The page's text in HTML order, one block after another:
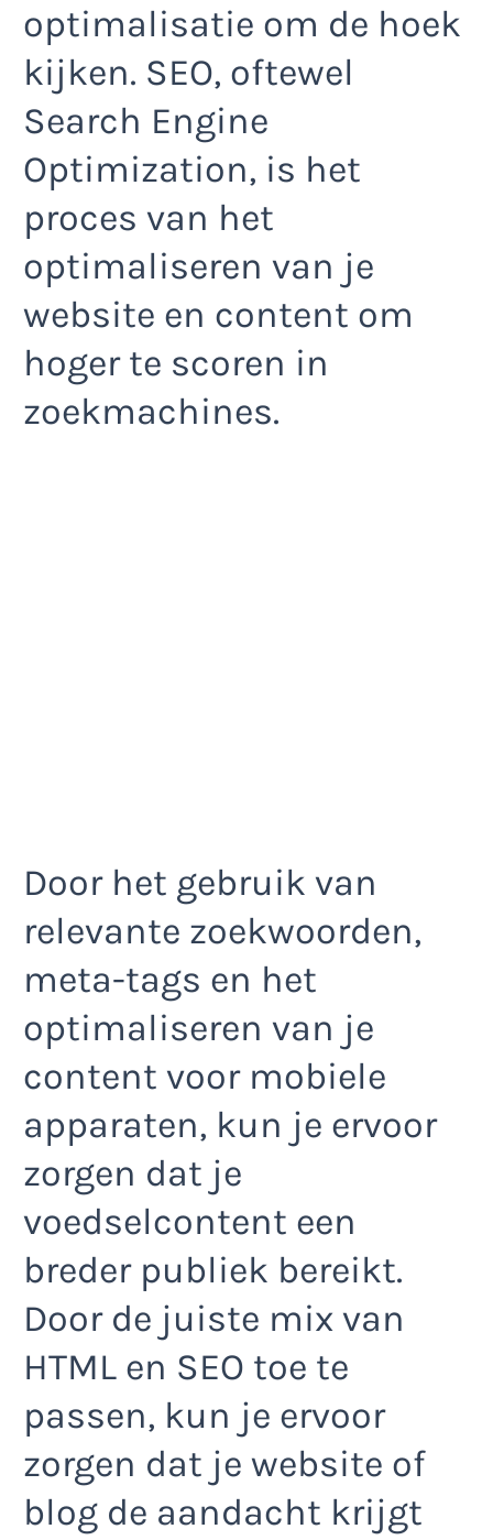
optimalisatie om de hoek
kijken. SEO, oftewel
Search Engine
Optimization, is het
proces van het
optimaliseren van je
website en content om
hoger te scoren in
zoekmachines.
Door het gebruik van
relevante zoekwoorden,
meta-tags en het
optimaliseren van je
content voor mobiele
apparaten, kun je ervoor
zorgen dat je
voedselcontent een
breder publiek bereikt.
Door de juiste mix van
HTML en SEO toe te
passen, kun je ervoor
zorgen dat je website of
blog de aandacht krijgt